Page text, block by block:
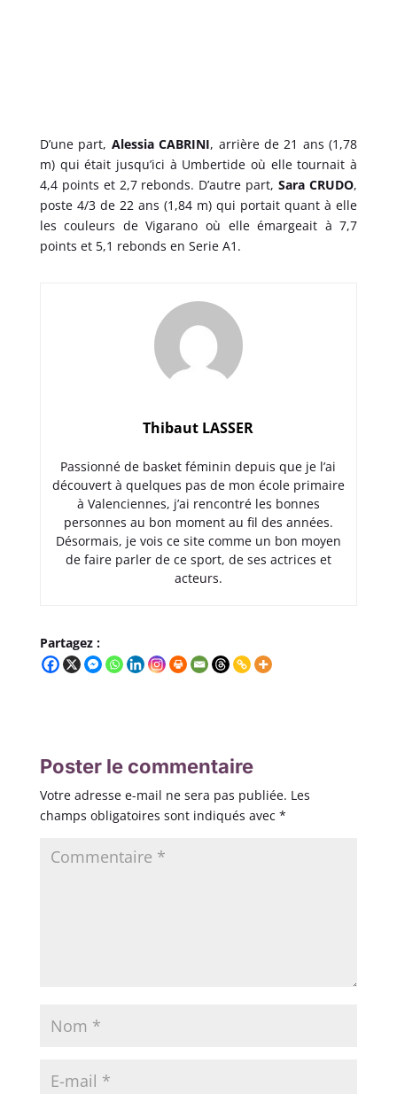
D’une part, Alessia CABRINI, arrière de 21 ans (1,78
m) qui était jusqu’ici à Umbertide où elle tournait à
4,4 points et 2,7 rebonds. D’autre part,Sara CRUDO,
poste 4/3 de 22 ans (1,84 m) qui portait quant à elle
les couleurs de Vigarano où elle émargeait à 7,7
points et 5,1 rebonds en Serie A1.
Thibaut LASSER
Passionné de basket féminin depuis que je l’ai
découvert à quelques pas de mon école primaire
à Valenciennes, j’ai rencontré les bonnes
personnes au bon moment au fil des années.
Désormais, je vois ce site comme un bon moyen
de faire parler de ce sport, de ses actrices et
acteurs.
Partagez :
Poster le commentaire
Votre adresse e-mail ne sera pas publiée. Les
champs obligatoires sont indiqués avec *